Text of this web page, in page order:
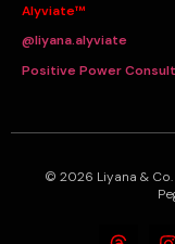
Alyviate™
@liyana.alyviate
Positive Power
© 2026 Liyana &